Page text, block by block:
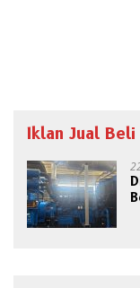
Iklan Jual Beli